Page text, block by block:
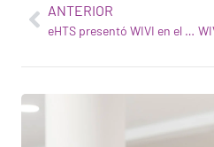
ANTERIOR
eHTS presentó WIVI en el Foro Mundial de Inversores celebrado en Londres